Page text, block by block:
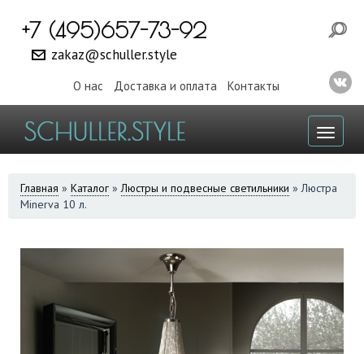
+7 (495)657-73-92
zakaz@schuller.style
О нас Доставка и оплата Контакты
ВЫ
ЗДЕСЬ
Главная » Каталог » Люстры и подвесные светильники » Люстра
Minerva 10 л.